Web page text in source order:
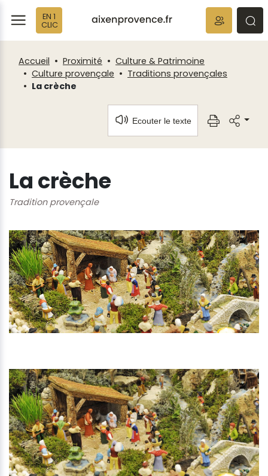
EN 1
CLIC
Accueil Proximité
Culture & Patrimoine
Culture provençale
Traditions provençales
La crèche
Ecouter le texte
La crèche
Tradition provençale
Fenêtre
de
chat
Panneau de gestion des cookies